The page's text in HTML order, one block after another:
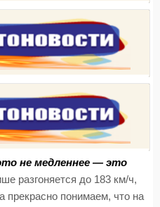
не медленнее — это
разгоняется до 183 км/ч,
понимаем, что на